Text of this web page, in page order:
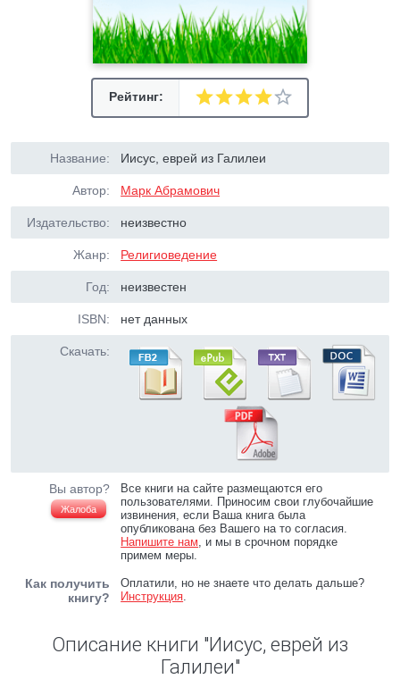
Рейтинг:
Название: Иисус, еврей из Галилеи
Автор: Марк Абрамович
Издательство: неизвестно
Жанр: Религиоведение
Год: неизвестен
ISBN: нет данных
Скачать:
Вы автор?
Жалоба
Все книги на сайте размещаются его
пользователями. Приносим свои глубочайшие
извинения, если Ваша книга была
опубликована без Вашего на то согласия.
Напишите нам, и мы в срочном порядке
примем меры.
Как получить
книгу?
Оплатили, но не знаете что делать дальше?
Инструкция.
Описание книги "Иисус, еврей из
Галилеи"